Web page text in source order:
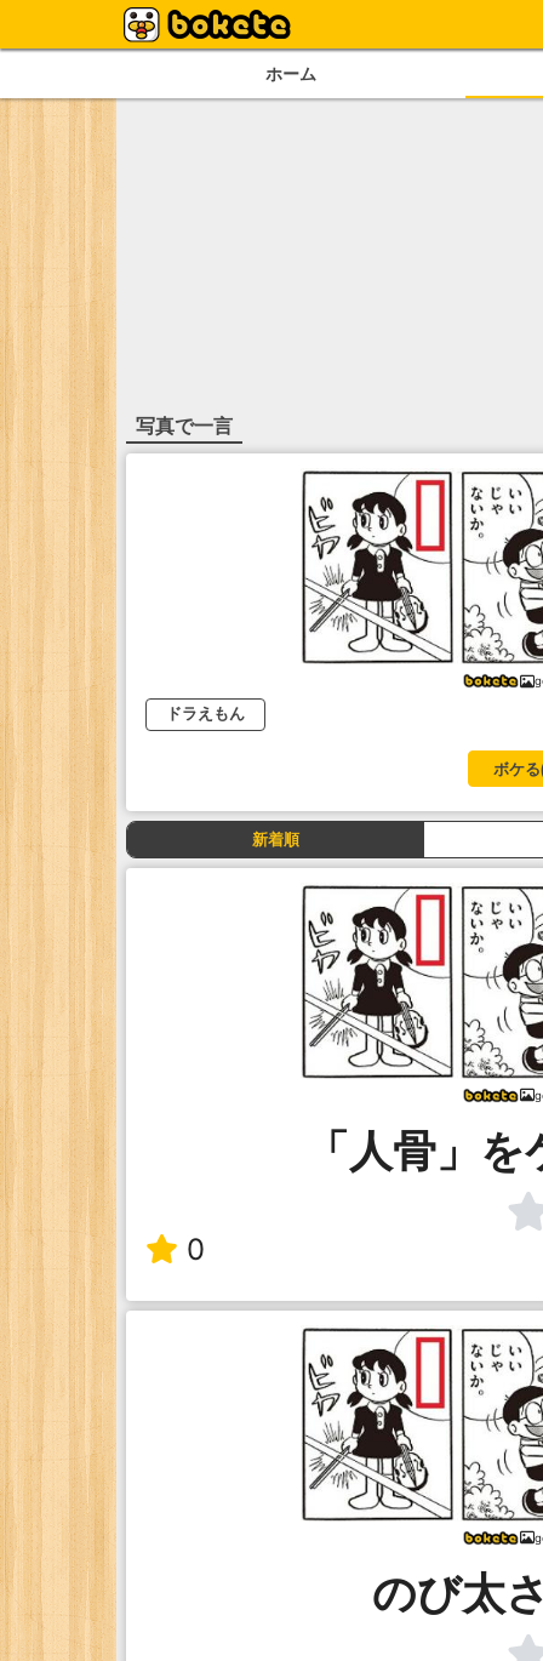
ホーム
写真で一言
ドラえもん
ボケる
新着順
「人骨」
0
のび太